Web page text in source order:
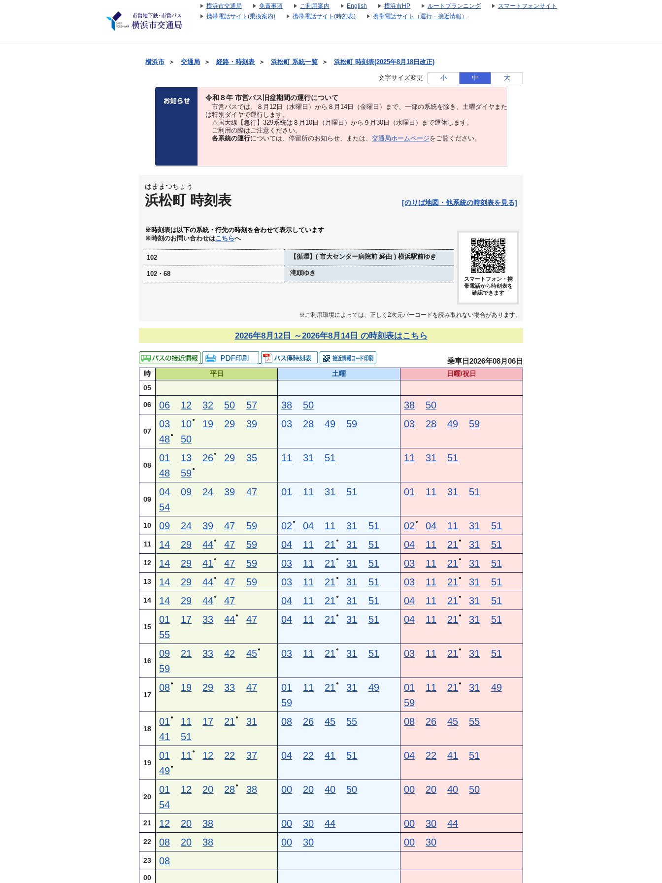
横浜市交通局 免責事項 ご利用案内 English 横浜市HP ルートプランニング
スマートフォンサイト
携帯電話サイト(乗換案内)
携帯電話サイト(時刻表) 携帯電話サイト（運行・接近情報）
横浜市 ＞ 交通局 ＞ 経路・時刻表 ＞ 浜松町 系統一覧 ＞ 浜松町 時刻表(2025年8月18日改正)
文字サイズ変更 小 中 大
令和８年 市営バス旧盆期間の運行について
市営バスでは、８⽉12⽇（水曜日）から８⽉14⽇（金曜日）まで、⼀部の系統を除き、⼟曜ダイヤまた
は特別ダイヤで運⾏します。
△国大線【急行】329系統は８月10日（月曜日）から９月30日（水曜日）まで運休します。
ご利用の際はご注意ください。
各系統の運行については、停留所のお知らせ、または、 交通局ホームページをご覧ください。
はままつちょう
浜松町 時刻表 [のりば地図・他系統の時刻表を見る]
※時刻表は以下の系統・行先の時刻を合わせて表示しています
※時刻のお問い合わせはこちらへ
102 【循環】( 市大センター病院前 経由 ) 横浜駅前ゆき
102・68 滝頭ゆき
スマートフォン・携
帯電話から時刻表を
確認できます
※ご利用環境によっては、正しく2次元バーコードを読み取れない場合があります。
2026年8月12日 ～2026年8月14日 の時刻表はこちら
乗車日2026年08月06日
時 平日 土曜
日曜/祝日
05
06 06 12 32 50 57 38 50 38 50
07
03 10● 19 29
39
48● 50
03 28 49 59 03 28 49 59
08
01 13 26● 29
35
48
59●
11 31 51 11 31 51
09
04 09 24 39
47
54
01 11 31 51 01 11 31 51
10 09 24 39 47 59 02 ● 04 11 31 51 02 ● 04 11 31 51
11 14 29 44● 47 59 04 11 21 ● 31 51 04 11 21 ● 31 51
12 14 29 41 ● 47 59 03 11 21 ● 31 51 03 11 21 ● 31 51
13 14 29 44● 47 59 03 11 21 ● 31 51 03 11 21 ● 31 51
14 14 29 44● 47 04 11 21 ● 31 51 04 11 21 ● 31 51
15
01 17 33 44●
47
55
04 11 21 ● 31 51 04 11 21 ● 31 51
16
09 21 33 42 45 ●
59
03 11 21 ● 31 51 03 11 21 ● 31 51
17
08● 19 29 33 47 01 11 21 ● 31
49
59
01 11 21 ● 31
49
59
18
01 ● 11 17 21 ●
31
41
51
08 26 45 55 08 26 45 55
19
01 11 ● 12 22
37
49●
04 22 41 51 04 22 41 51
20
01 12 20 28●
38
54
00 20 40 50 00 20 40 50
21 12 20 38 00 30 44 00 30 44
22 08 20 38 00 30 00 30
23 08
00